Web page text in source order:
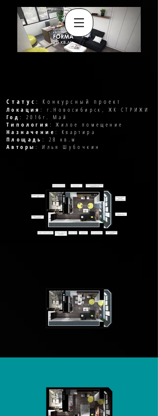
Статус : Конкурсный проект
Локация : г.Новосибирск, ЖК СТРИЖИ
Год: 2016г. Май
Типология : Жилое помещение
Назначение : Квартира
Площадь : 28 кв.м
Авторы: Илья Шубочкин